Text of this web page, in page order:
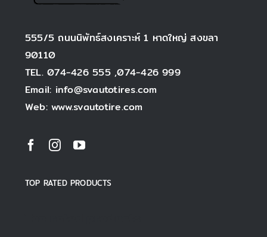
555/5 ถนนนิพัทธ์สงเคราะห์ 1 หาดใหญ่ สงขลา
90110
TEL. 074-426 555 ,074-426 999
Email: info@svautotires.com
Web: www.svautotire.com
TOP RATED PRODUCTS